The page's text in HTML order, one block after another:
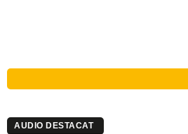
AUDIO DESTACAT